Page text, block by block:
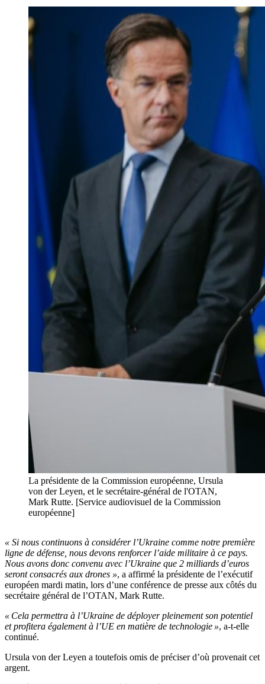
La présidente de la Commission européenne, Ursula
von der Leyen, et le secrétaire-général de l'OTAN,
Mark Rutte. [Service audiovisuel de la Commission
européenne]
« Si nous continuons à considérer l’Ukraine comme notre première
ligne de défense, nous devons renforcer l’aide militaire à ce pays.
Nous avons donc convenu avec l’Ukraine que 2 milliards d’euros
seront consacrés aux drones », a affirmé la présidente de l’exécutif
européen mardi matin, lors d’une conférence de presse aux côtés du
secrétaire général de l’OTAN, Mark Rutte.
« Cela permettra à l’Ukraine de déployer pleinement son potentiel
et profitera également à l’UE en matière de technologie », a-t-elle
continué.
Ursula von der Leyen a toutefois omis de préciser d’où provenait cet
argent.